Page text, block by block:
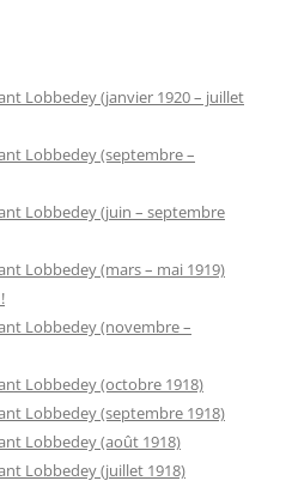
Lobbedey (janvier 1920 – juillet
Lobbedey (septembre –
Lobbedey (juin – septembre
Lobbedey (mars – mai 1919)
Lobbedey (novembre –
Lobbedey (octobre 1918)
Lobbedey (septembre 1918)
Lobbedey (août 1918)
Lobbedey (juillet 1918)